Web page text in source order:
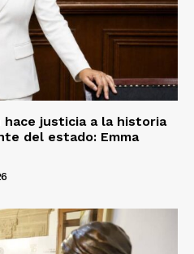
hace justicia a la historia
del estado: Emma